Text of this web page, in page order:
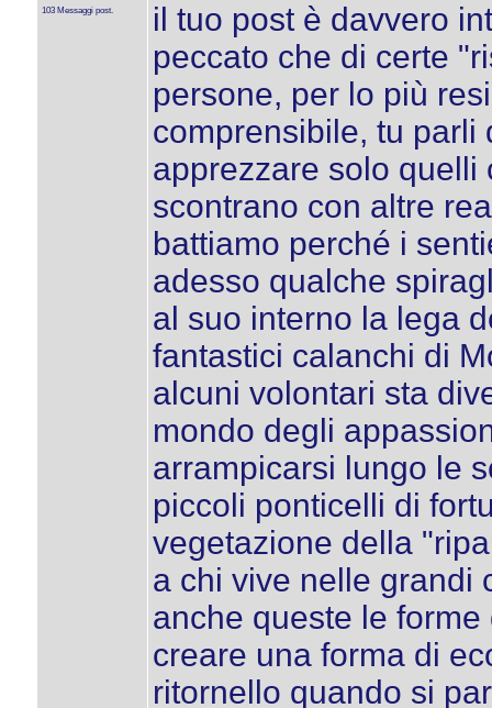
103 Messaggi post.
il tuo post è davvero
peccato che di certe
persone, per lo più
comprensibile, tu parli
apprezzare solo quelli
scontrano con altre
battiamo perché i
adesso qualche
al suo interno la lega
fantastici calanchi di
alcuni volontari sta
mondo degli
arrampicarsi lungo le
piccoli ponticelli di
vegetazione della
a chi vive nelle grandi
anche queste le
creare una forma di
ritornello quando si